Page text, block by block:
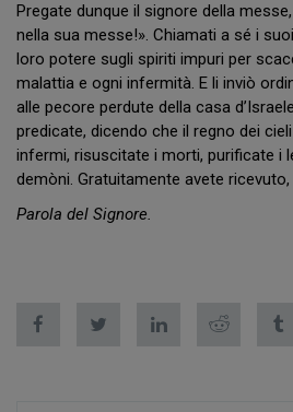
Pregate dunque il signore della
nella sua messe!». Chiamati a sé i
loro potere sugli spiriti impuri per
malattia e ogni infermità. E li inviò
alle pecore perdute della casa
predicate, dicendo che il regno dei
infermi, risuscitate i morti, purificate i
demòni. Gratuitamente avete
Parola del Signore.